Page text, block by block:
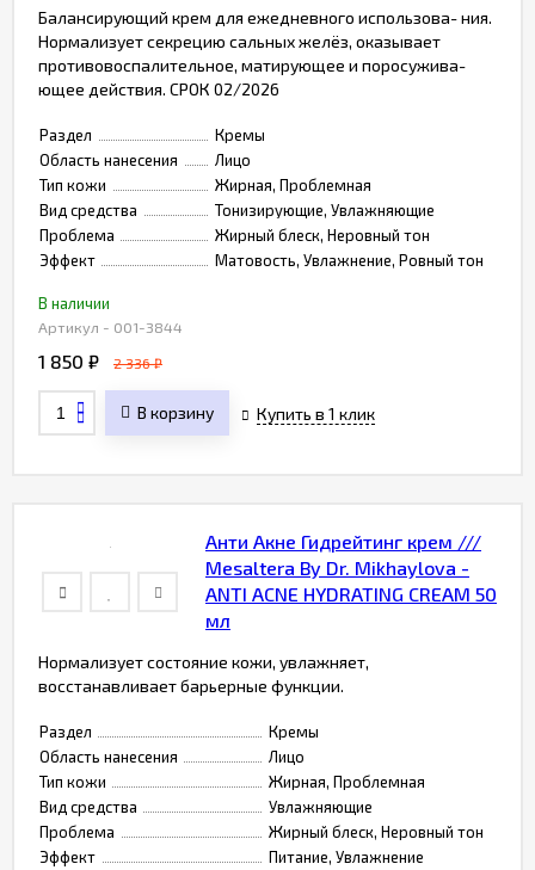
Балансирующий крем для ежедневного использова- ния.
Нормализует секрецию сальных желёз, оказывает
противовоспалительное, матирующее и поросужива-
ющее действия. СРОК 02/2026
Раздел
Кремы
Область нанесения
Лицо
Тип кожи
Жирная, Проблемная
Вид средства
Тонизирующие, Увлажняющие
Проблема
Жирный блеск, Неровный тон
Эффект
Матовость, Увлажнение, Ровный тон
В наличии
Артикул - 001-3844
1 850 ₽ 2 336₽
В корзину Купить в 1 клик
Анти Акне Гидрейтинг крем ///
Mesaltera By Dr. Mikhaylova -
ANTI ACNE HYDRATING CREAM 50
мл
Нормализует состояние кожи, увлажняет,
восстанавливает барьерные функции.
Раздел
Кремы
Область нанесения
Лицо
Тип кожи
Жирная, Проблемная
Вид средства
Увлажняющие
Проблема
Жирный блеск, Неровный тон
Эффект
Питание, Увлажнение